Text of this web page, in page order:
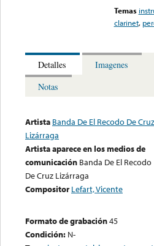
Temas
clarinet,
Detalles
Imagenes
Notas
Artista Banda De El Recodo De Cruz
Lizárraga
Artista aparece en los medios de
comunicación Banda De El Recodo
De Cruz Lizárraga
Compositor Lefart, Vicente
Formato de grabación45
Condición: N-